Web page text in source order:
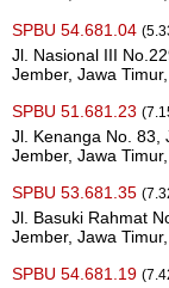
SPBU 54.681.04
Jl. Nasional III
Jember, Jawa
SPBU 51.681.23
Jl. Kenanga No. 83,
Jember, Jawa
SPBU 53.681.35
Jl. Basuki Rahmat
Jember, Jawa
SPBU 54.681.19